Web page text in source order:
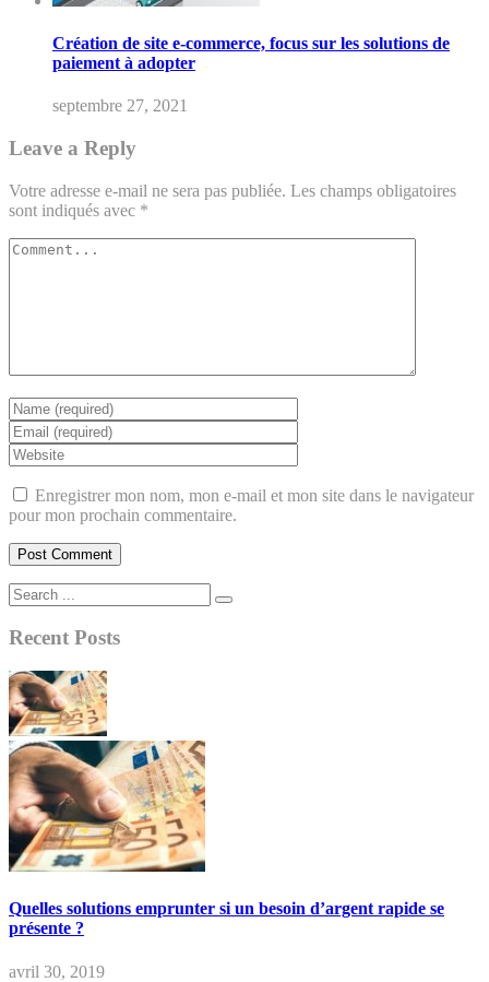
Création de site e-commerce, focus sur les solutions de
paiement à adopter
septembre 27, 2021
Leave a Reply
Votre adresse e-mail ne sera pas publiée. Les champs obligatoires
sont indiqués avec *
Enregistrer mon nom, mon e-mail et mon site dans le navigateur
pour mon prochain commentaire.
Recent Posts
Quelles solutions emprunter si un besoin d’argent rapide se
présente ?
avril 30, 2019